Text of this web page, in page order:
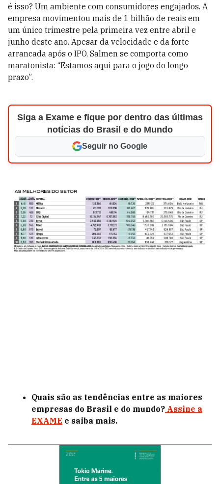
é isso? Um ambiente com consumidores engajados. A
empresa movimentou mais de 1 bilhão de reais em
um único trimestre pela primeira vez entre abril e
junho deste ano. Apesar da velocidade e da forte
arrancada após o IPO, Salmen se comporta como
maratonista: “Estamos aqui para o jogo do longo
prazo”.
Siga a Exame e fique por dentro das últimas
notícias do Brasil e do Mundo
Seguir no Google
Quais são as tendências entre as maiores
empresas do Brasil e do mundo? Assine a
EXAME e saiba mais.